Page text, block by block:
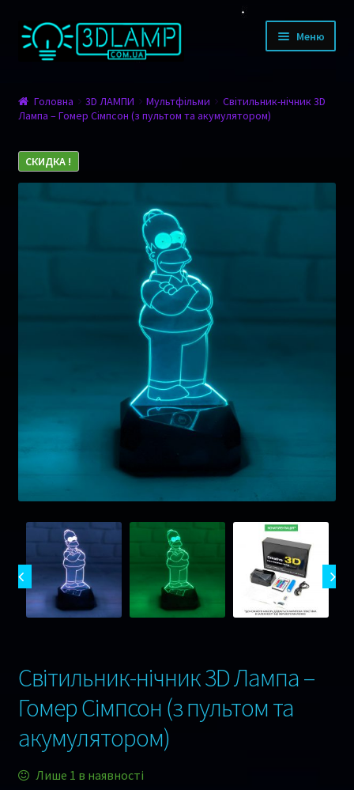
Перейти до навігації
Перейти до контенту Меню
Дизайн
Тварини
Ігри
Відгуки
Сертифікати
Гарантія 1 рік !
Контакти
Головна 3D ЛАМПИ Мультфільми
Світильник-нічник 3D
Лампа – Гомер Сімпсон (з пультом та акумулятором)
СКИДКА !
Світильник-нічник 3D Лампа –
Гомер Сімпсон (з пультом та
акумулятором)
Лише 1 в наявності